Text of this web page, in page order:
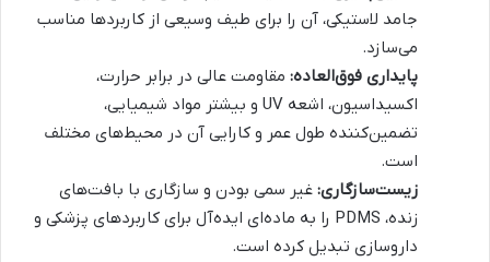
جامد لاستیکی، آن را برای طیف وسیعی از کاربردها مناسب
می‌سازد.
پایداری فوق‌العاده: مقاومت عالی در برابر حرارت،
اکسیداسیون، اشعه UV و بیشتر مواد شیمیایی،
تضمین‌کننده طول عمر و کارایی آن در محیط‌های مختلف
است.
زیست‌سازگاری: غیر سمی بودن و سازگاری با بافت‌های
زنده، PDMS را به ماده‌ای ایده‌آل برای کاربردهای پزشکی و
داروسازی تبدیل کرده است.